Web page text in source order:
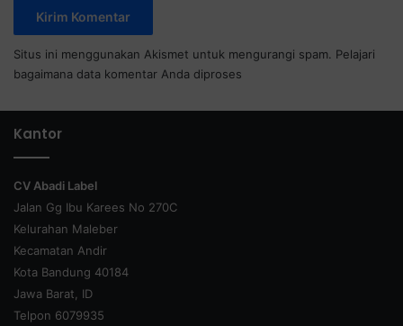
Situs ini menggunakan Akismet untuk mengurangi spam. Pelajari
bagaimana data komentar Anda diproses
Kantor
CV Abadi Label
Jalan Gg Ibu Karees No 270C
Kelurahan Maleber
Kecamatan Andir
Kota Bandung 40184
Jawa Barat, ID
Telpon 6079935